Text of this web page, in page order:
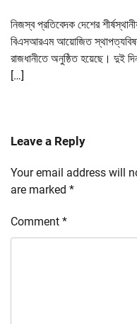
নিজস্ব প্রতিবেদক দেশের
বিএসআরএম আয়োজিত
রাজধানীতে অনুষ্ঠিত হয়েছে। দুই
[…]
Leave a Reply
Your email address will
are marked *
Comment *